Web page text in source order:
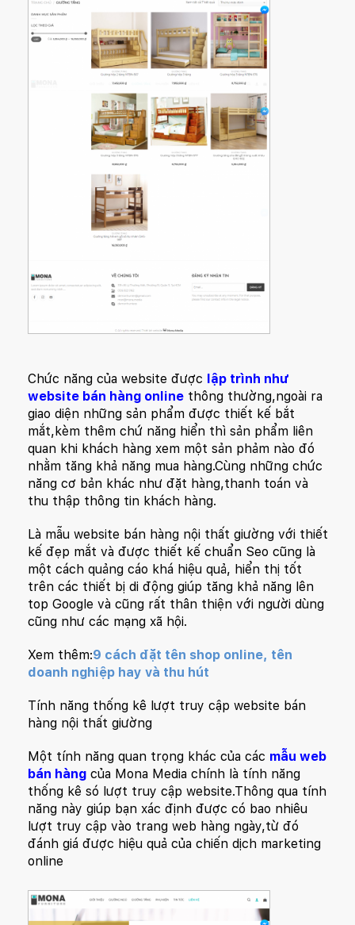
Chức năng của website được lập trình như
website bán hàng online thông thường,ngoài ra
giao diện những sản phẩm được thiết kế bắt
mắt,kèm thêm chứ năng hiển thì sản phẩm liên
quan khi khách hàng xem một sản phảm nào đó
nhằm tăng khả năng mua hàng.Cùng những chức
năng cơ bản khác như đặt hàng,thanh toán và
thu thập thông tin khách hàng.
Là mẫu website bán hàng nội thất giường với thiết
kế đẹp mắt và được thiết kế chuẩn Seo cũng là
một cách quảng cáo khá hiệu quả, hiển thị tốt
trên các thiết bị di động giúp tăng khả năng lên
top Google và cũng rất thân thiện với người dùng
cũng như các mạng xã hội.
Xem thêm:9 cách đặt tên shop online, tên
doanh nghiệp hay và thu hút
Tính năng thống kê lượt truy cập website bán
hàng nội thất giường
Một tính năng quan trọng khác của các mẫu web
bán hàng của Mona Media chính là tính năng
thống kê só lượt truy cập website.Thông qua tính
năng này giúp bạn xác định được có bao nhiêu
lượt truy cập vào trang web hàng ngày,từ đó
đánh giá được hiệu quả của chiến dịch marketing
online